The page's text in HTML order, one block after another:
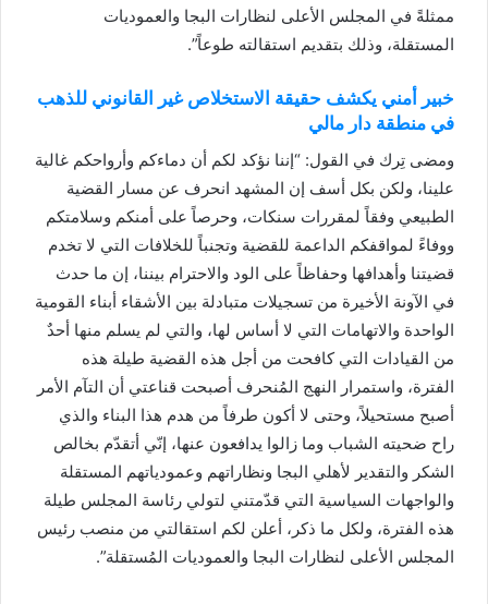
ممثلةً في المجلس الأعلى لنظارات البجا والعموديات
المستقلة، وذلك بتقديم استقالته طوعاً”.
خبير أمني يكشف حقيقة الاستخلاص غير القانوني للذهب
في منطقة دار مالي
ومضى تِرك في القول: “إننا نؤكد لكم أن دماءكم وأرواحكم غالية
علينا، ولكن بكل أسف إن المشهد انحرف عن مسار القضية
الطبيعي وفقاً لمقررات سنكات، وحرصاً على أمنكم وسلامتكم
ووفاءً لمواقفكم الداعمة للقضية وتجنباً للخلافات التي لا تخدم
قضيتنا وأهدافها وحفاظاً على الود والاحترام بيننا، إن ما حدث
في الآونة الأخيرة من تسجيلات متبادلة بين الأشقاء أبناء القومية
الواحدة والاتهامات التي لا أساس لها، والتي لم يسلم منها أحدٌ
من القيادات التي كافحت من أجل هذه القضية طيلة هذه
الفترة، واستمرار النهج المُنحرف أصبحت قناعتي أن التآم الأمر
أصبح مستحيلاً، وحتى لا أكون طرفاً من هدم هذا البناء والذي
راح ضحيته الشباب وما زالوا يدافعون عنها، إنّي أتقدّم بخالص
الشكر والتقدير لأهلي البجا ونظاراتهم وعمودياتهم المستقلة
والواجهات السياسية التي قدّمتني لتولي رئاسة المجلس طيلة
هذه الفترة، ولكل ما ذكر، أعلن لكم استقالتي من منصب رئيس
المجلس الأعلى لنظارات البجا والعموديات المُستقلة”.